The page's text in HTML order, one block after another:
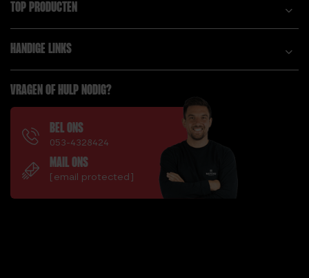
TOP PRODUCTEN
HANDIGE LINKS
VRAGEN OF HULP NODIG?
BEL ONS
053-4328424
MAIL ONS
[email protected]